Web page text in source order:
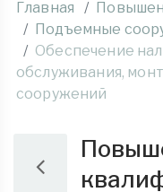
Главная
Подъемные
Обеспечение
обслуживания,
сооружений